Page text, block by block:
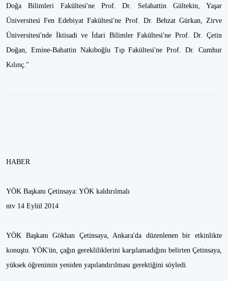
Doğa Bilimleri Fakültesi'ne Prof. Dr. Selahattin Gültekin, Yaşar
Üniversitesi Fen Edebiyat Fakültesi'ne Prof. Dr. Behzat Gürkan, Zirve
Üniversitesi'nde İktisadi ve İdari Bilimler Fakültesi'ne Prof. Dr. Çetin
Doğan, Emine-Bahattin Nakıboğlu Tıp Fakültesi'ne Prof. Dr. Cumhur
Kılınç."
HABER
YÖK Başkanı Çetinsaya: YÖK kaldırılmalı
ntv 14 Eylül 2014
YÖK Başkanı Gökhan Çetinsaya, Ankara'da düzenlenen bir etkinlikte
konuştu. YÖK'ün, çağın gerekliliklerini karşılamadığını belirten Çetinsaya,
yüksek öğrenimin yeniden yapılandırılması gerektiğini söyledi.